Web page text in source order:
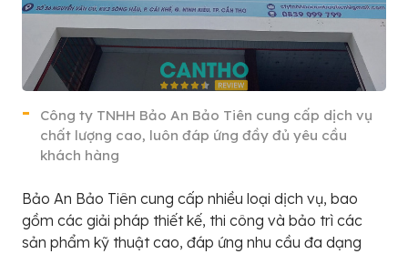
Công ty TNHH Bảo An Bảo Tiên cung cấp dịch vụ
chất lượng cao, luôn đáp ứng đầy đủ yêu cầu
khách hàng
Bảo An Bảo Tiên cung cấp nhiều loại dịch vụ, bao
gồm các giải pháp thiết kế, thi công và bảo trì các
sản phẩm kỹ thuật cao, đáp ứng nhu cầu đa dạng